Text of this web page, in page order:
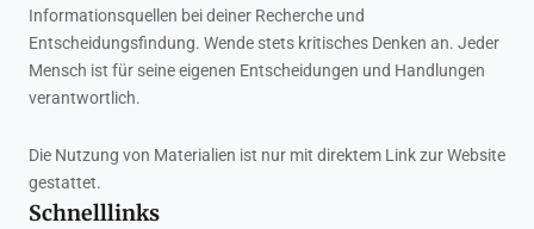
Informationsquellen bei deiner Recherche und
Entscheidungsfindung. Wende stets kritisches Denken an. Jeder
Mensch ist für seine eigenen Entscheidungen und Handlungen
verantwortlich.
Die Nutzung von Materialien ist nur mit direktem Link zur Website
gestattet.
Schnelllinks